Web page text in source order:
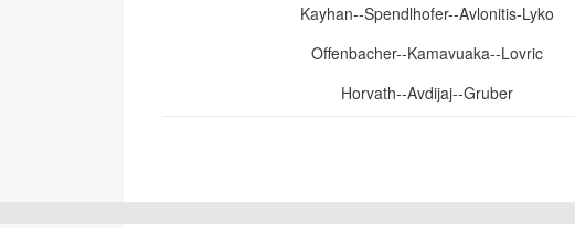
Kayhan--Spendlhofer--Avlonitis-Lyko
Offenbacher--Kamavuaka--Lovric
Horvath--Avdijaj--Gruber